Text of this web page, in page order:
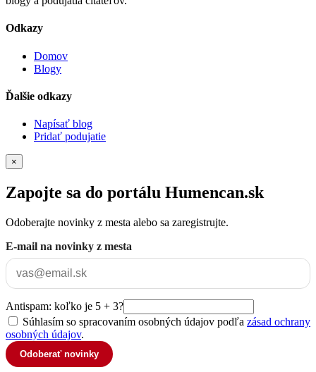
Odkazy
Domov
Blogy
Ďalšie odkazy
Napísať blog
Pridať podujatie
×
Zapojte sa do portálu Humencan.sk
Odoberajte novinky z mesta alebo sa zaregistrujte.
E-mail na novinky z mesta
Antispam: koľko je 5 + 3?
Súhlasím so spracovaním osobných údajov podľa zásad ochrany
osobných údajov.
Odoberať novinky